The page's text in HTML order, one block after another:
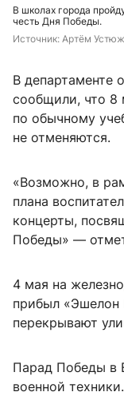
В школах города
честь Дня Победы.
Источник: Артём
В департаменте
сообщили, что 8
по обычному
не отменяются.
«Возможно, в
плана
концерты,
Победы» —
4 мая на
прибыл «Эшелон
перекрывают
Парад Победы в
военной